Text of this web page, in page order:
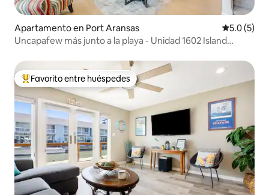
Apartamento en Port Aransas
5.0 (5)
Uncapafew más junto a la playa - Unidad 1602 Island
Favorito entre huéspedes preferido
Favorito entre huéspedes